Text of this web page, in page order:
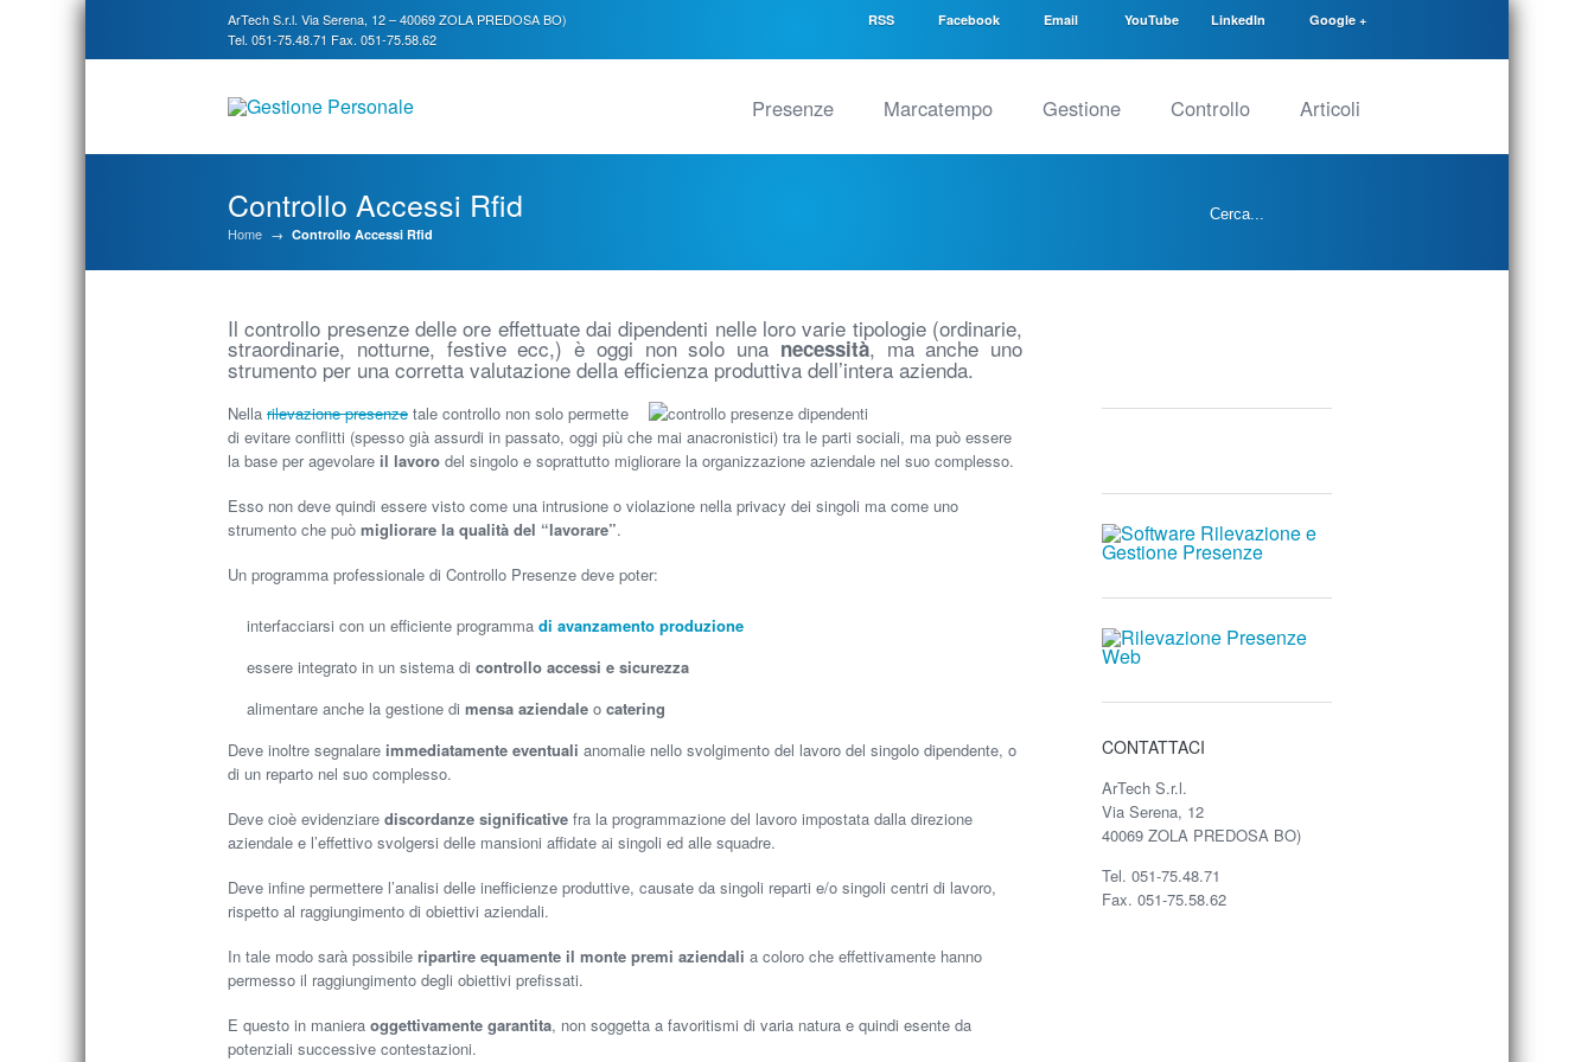
ArTech S.r.l. Via Serena, 12 – 40069 ZOLA PREDOSA BO)
Tel. 051-75.48.71 Fax. 051-75.58.62
RSS Facebook Email YouTube LinkedIn Google +
Presenze Marcatempo Gestione Controllo Articoli
Controllo Accessi Rfid
Home → Controllo Accessi Rfid
Il controllo presenze delle ore effettuate dai dipendenti nelle loro varie tipologie (ordinarie,
straordinarie, notturne, festive ecc,) è oggi non solo una necessità, ma anche uno
strumento per una corretta valutazione della efficienza produttiva dell’intera azienda.
Nella rilevazione presenze tale controllo non solo permette
di evitare conflitti (spesso già assurdi in passato, oggi più che mai anacronistici) tra le parti sociali, ma può essere
la base per agevolare il lavoro del singolo e soprattutto migliorare la organizzazione aziendale nel suo complesso.
Esso non deve quindi essere visto come una intrusione o violazione nella privacy dei singoli ma come uno
strumento che può migliorare la qualità del “lavorare”.
Un programma professionale di Controllo Presenze deve poter:
interfacciarsi con un efficiente programma di avanzamento produzione
essere integrato in un sistema di controllo accessi e sicurezza
alimentare anche la gestione di mensa aziendale o catering
Deve inoltre segnalare immediatamente eventuali anomalie nello svolgimento del lavoro del singolo dipendente, o
di un reparto nel suo complesso.
Deve cioè evidenziare discordanze significative fra la programmazione del lavoro impostata dalla direzione
aziendale e l’effettivo svolgersi delle mansioni affidate ai singoli ed alle squadre.
Deve infine permettere l’analisi delle inefficienze produttive, causate da singoli reparti e/o singoli centri di lavoro,
rispetto al raggiungimento di obiettivi aziendali.
In tale modo sarà possibile ripartire equamente il monte premi aziendali a coloro che effettivamente hanno
permesso il raggiungimento degli obiettivi prefissati.
E questo in maniera oggettivamente garantita, non soggetta a favoritismi di varia natura e quindi esente da
potenziali successive contestazioni.
CONTATTACI
ArTech S.r.l.
Via Serena, 12
40069 ZOLA PREDOSA BO)
Tel. 051-75.48.71
Fax. 051-75.58.62